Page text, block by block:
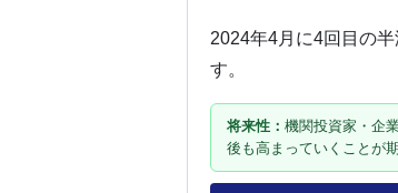
2024年4月に4回目の
す。
将来性： 機関投資家・企
後も高まっていくことが